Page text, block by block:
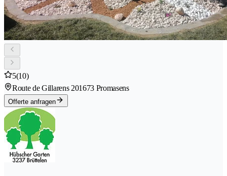
5(10)
Route de Gillarens 201673 Promasens
Offerte anfragen